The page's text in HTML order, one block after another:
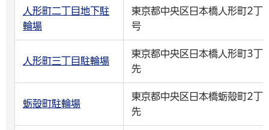
人形町二丁目地下駐
輪場
東京都中央区日本橋人形町2丁
号
人形町三丁目駐輪場
東京都中央区日本橋人形町3丁
先
蛎殻町駐輪場
東京都中央区日本橋蛎殻町2丁
先